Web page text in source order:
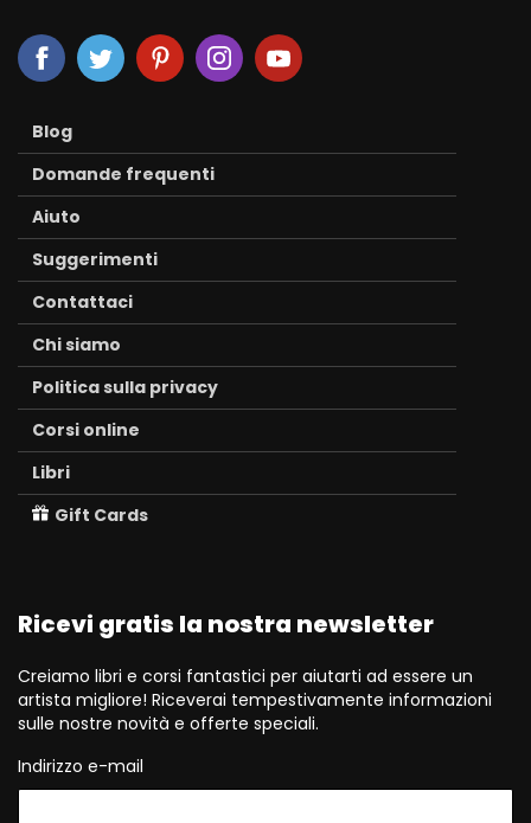
Blog
Domande frequenti
Aiuto
Suggerimenti
Contattaci
Chi siamo
Politica sulla privacy
Corsi online
Libri
Gift Cards
Ricevi gratis la nostra newsletter
Creiamo libri e corsi fantastici per aiutarti ad essere un
artista migliore! Riceverai tempestivamente informazioni
sulle nostre novità e offerte speciali.
Indirizzo e-mail